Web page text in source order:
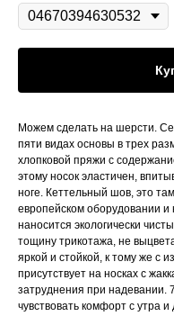
Можем сделать на шерсти.
пяти видах основы в трех
хлопковой пряжи с
этому носок эластичен,
ноге. Кеттельный шов, это
европейском оборудовании
наносится экологически
тощину трикотажа, не
яркой и стойкой, к тому же с
присутствует на носках с
затруднения при надевании.
чувствовать комфорт с утра